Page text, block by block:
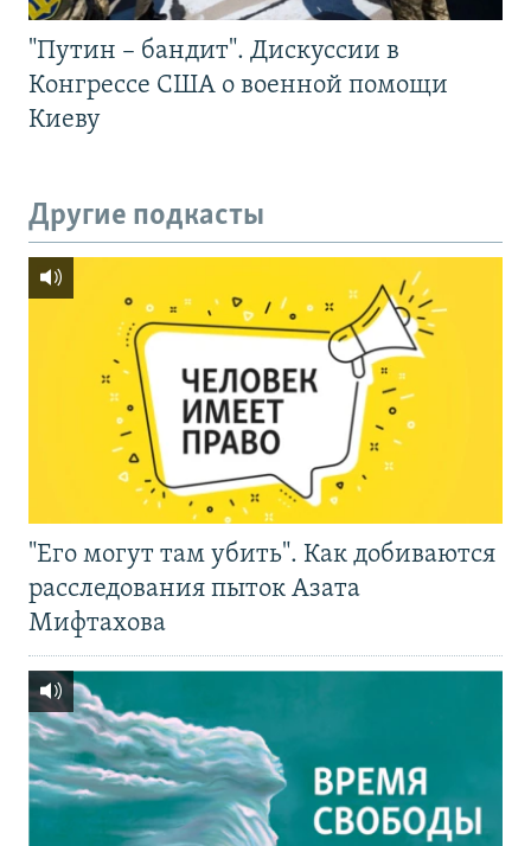
"Путин – бандит". Дискуссии в
Конгрессе США о военной помощи
Киеву
Другие подкасты
"Его могут там убить". Как добиваются
расследования пыток Азата
Мифтахова